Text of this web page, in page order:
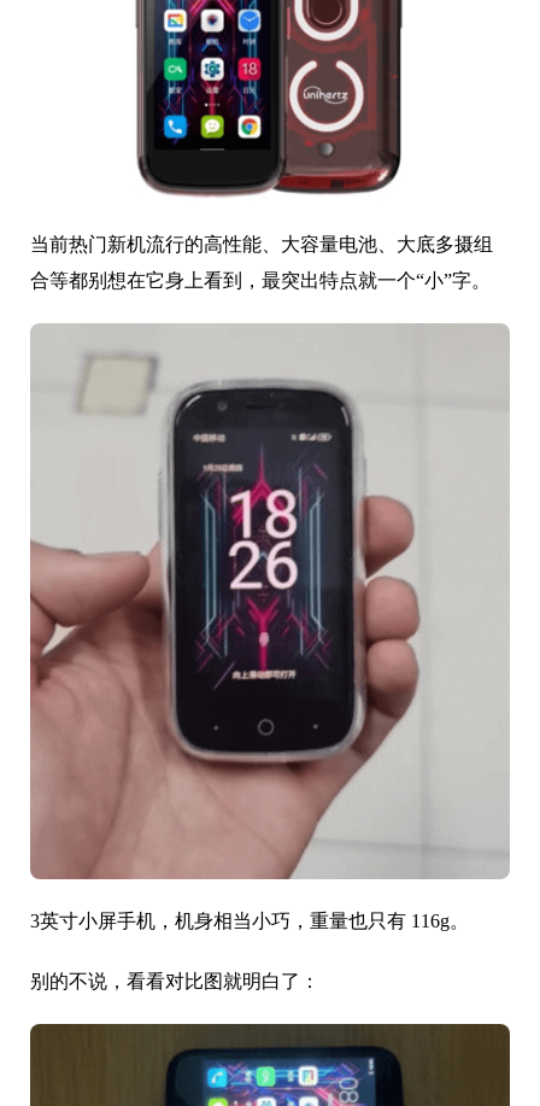
国产小屏手机——Jelly Star2S
见惯了各类主流大屏手机，是时候给大伙儿来波小屏震
近日小忆就发现了这么一个深圳的国产品牌：Unihertz。
其主打的就是小屏手机，而且还具备三防属性的小屏手
机。
他们家新品 Jelly Star2S 直接将屏幕尺寸做到 3 英寸，3英
寸小屏手机这年头属实很少见了。
当前热门新机流行的高性能、大容量电池、大底多摄组
合等都别想在它身上看到，最突出特点就一个“小”字。